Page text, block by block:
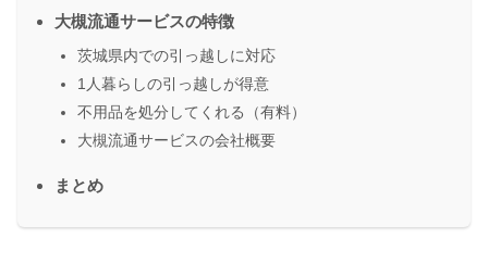
大槻流通サービスの特徴
茨城県内での引っ越しに対応
1人暮らしの引っ越しが得意
不用品を処分してくれる（有料）
大槻流通サービスの会社概要
まとめ